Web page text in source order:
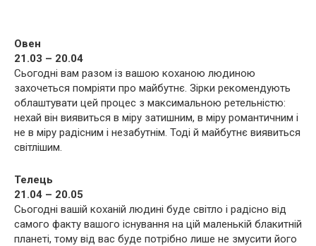
Овен
21.03 – 20.04
Сьогодні вам разом із вашою коханою людиною
захочеться помріяти про майбутнє. Зірки рекомендують
облаштувати цей процес з максимальною ретельністю:
нехай він виявиться в міру затишним, в міру романтичним і
не в міру радісним і незабутнім. Тоді й майбутнє виявиться
світлішим.
Телець
21.04 – 20.05
Сьогодні вашій коханій людині буде світло і радісно від
самого факту вашого існування на цій маленькій блакитній
планеті, тому від вас буде потрібно лише не змусити його